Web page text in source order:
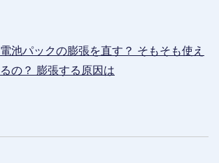
電池パックの膨張を直す？ そもそも使え
るの？ 膨張する原因は